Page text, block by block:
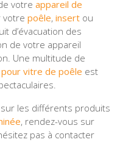
votre appareil de
votre poêle, insert ou
d’évacuation des
de votre appareil
Une multitude de
vitre de poêle est
les différents produits
, rendez-vous sur
pas à contacter